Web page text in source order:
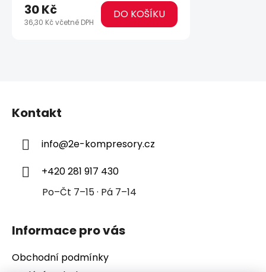
36,30 Kč včetně DPH
30 Kč DO KOŠÍKU
Kontakt
info@2e-kompresory.cz
+420 281 917 430
Po–Čt 7–15 · Pá 7–14
Informace pro vás
Obchodní podmínky